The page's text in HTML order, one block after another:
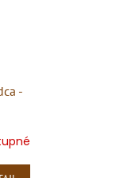
-